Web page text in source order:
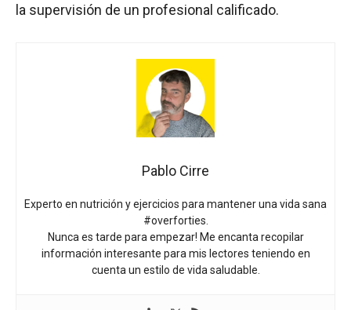
la supervisión de un profesional calificado.
Pablo Cirre
Experto en nutrición y ejercicios para mantener una vida sana
#overforties.
Nunca es tarde para empezar! Me encanta recopilar
información interesante para mis lectores teniendo en
cuenta un estilo de vida saludable.